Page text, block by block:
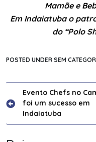
Mamãe e
Em Indaiatuba o
do “Polo
POSTED UNDER SEM
Navegação
de
Post
Evento Chefs no
foi um sucesso em
Indaiatuba